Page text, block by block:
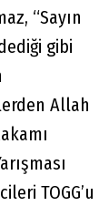
“Sayın
gibi
Allah
TOGG’u